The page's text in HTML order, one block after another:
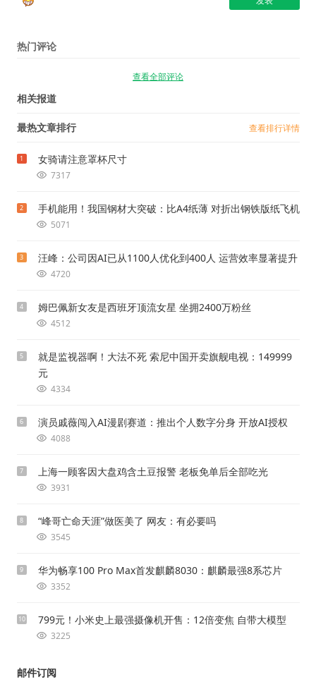
热门评论
查看全部评论
相关报道
最热文章排行 查看排行详情
1 女骑请注意罩杯尺寸
7317
2 手机能用！我国钢材大突破：比A4纸薄 对折出钢铁版纸飞机
5071
3 汪峰：公司因AI已从1100人优化到400人 运营效率显著提升
4720
4 姆巴佩新女友是西班牙顶流女星 坐拥2400万粉丝
4512
5
就是监视器啊！大法不死 索尼中国开卖旗舰电视：149999
元
4334
6 演员戚薇闯入AI漫剧赛道：推出个人数字分身 开放AI授权
4088
7 上海一顾客因大盘鸡含土豆报警 老板免单后全部吃光
3931
8 “峰哥亡命天涯”做医美了 网友：有必要吗
3545
9 华为畅享100 Pro Max首发麒麟8030：麒麟最强8系芯片
3352
10 799元！小米史上最强摄像机开售：12倍变焦 自带大模型
3225
邮件订阅